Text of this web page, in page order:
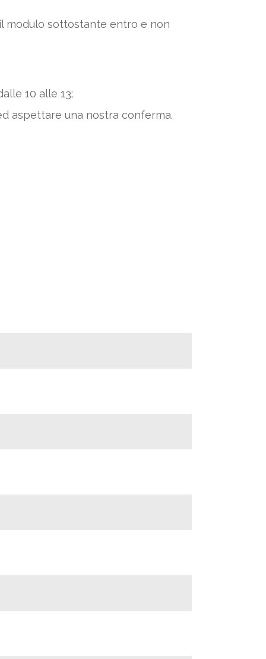
modulo sottostante entro e non
10 alle 13;
aspettare una nostra conferma.